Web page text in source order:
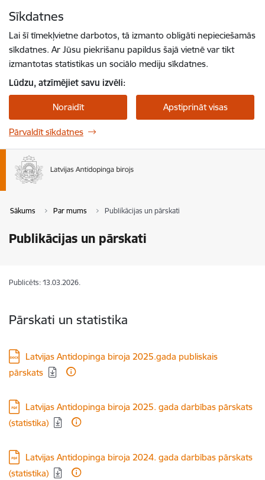
Sīkdatnes
Lai šī tīmekļvietne darbotos, tā izmanto obligāti nepieciešamās
sīkdatnes. Ar Jūsu piekrišanu papildus šajā vietnē var tikt
izmantotas statistikas un sociālo mediju sīkdatnes.
Lūdzu, atzīmējiet savu izvēli:
Noraidīt Apstiprināt visas
Pārvaldīt sīkdatnes
Sākums Par mums Publikācijas un pārskati
Publikācijas un pārskati
Publicēts: 13.03.2026.
Pārskati un statistika
Lejupielādēt:
Latvijas Antidopinga biroja 2025.gada publiskais
pārskats
Lejupielādēt:
Latvijas Antidopinga biroja 2025. gada darbības pārskats
(statistika)
Lejupielādēt:
Latvijas Antidopinga biroja 2024. gada darbības pārskats
(statistika)